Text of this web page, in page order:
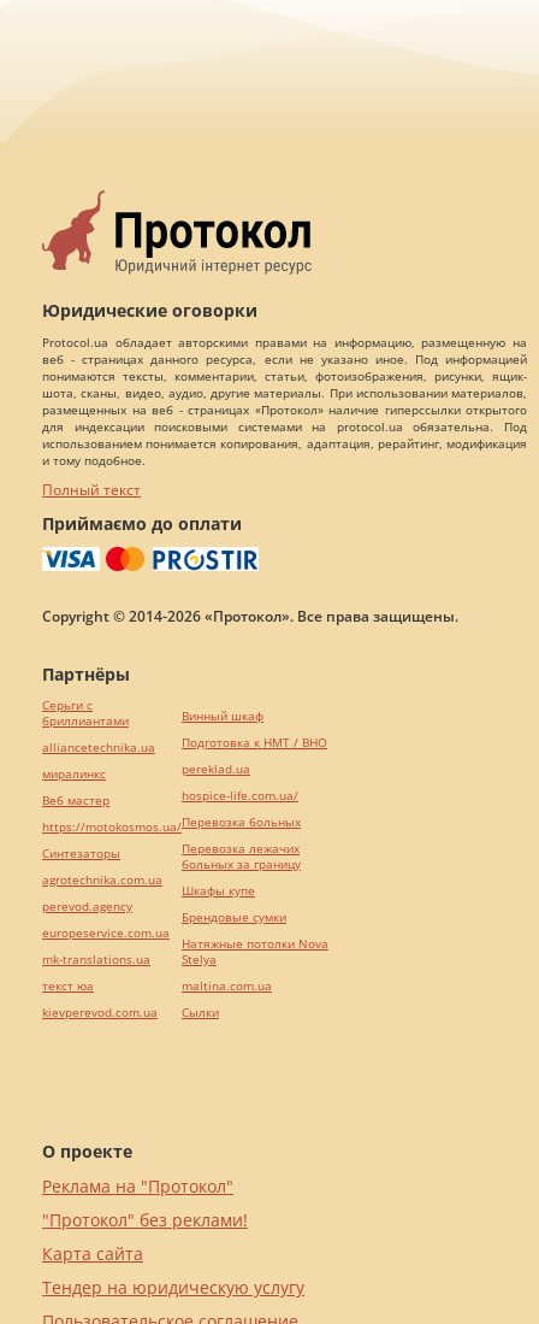
Юридические оговорки
Protocol.ua обладает авторскими правами на информацию, размещенную на
веб - страницах данного ресурса, если не указано иное. Под информацией
понимаются тексты, комментарии, статьи, фотоизображения, рисунки, ящик-
шота, сканы, видео, аудио, другие материалы. При использовании материалов,
размещенных на веб - страницах «Протокол» наличие гиперссылки открытого
для индексации поисковыми системами на protocol.ua обязательна. Под
использованием понимается копирования, адаптация, рерайтинг, модификация
и тому подобное.
Полный текст
Приймаємо до оплати
Copyright © 2014-2026 «Протокол». Все права защищены.
О проекте
Реклама на "Протокол"
"Протокол" без реклами!
Карта сайта
Тендер на юридическую услугу
Партнёры
Серьги с
бриллиантами
alliancetechnika.ua
миралинкс
Веб мастер
https://motokosmos.ua/
Синтезаторы
agrotechnika.com.ua
perevod.agency
europeservice.com.ua
mk-translations.ua
текст юа
kievperevod.com.ua
Винный шкаф
Подготовка к НМТ / ВНО
pereklad.ua
hospice-life.com.ua/
Перевозка больных
Перевозка лежачих
больных за границу
Шкафы купе
Брендовые сумки
Натяжные потолки Nova
Stelya
maltina.com.ua
Cылки